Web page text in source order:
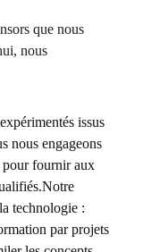
que nous
nous
issus
nous engageons
pour fournir aux
technologie :
par projets